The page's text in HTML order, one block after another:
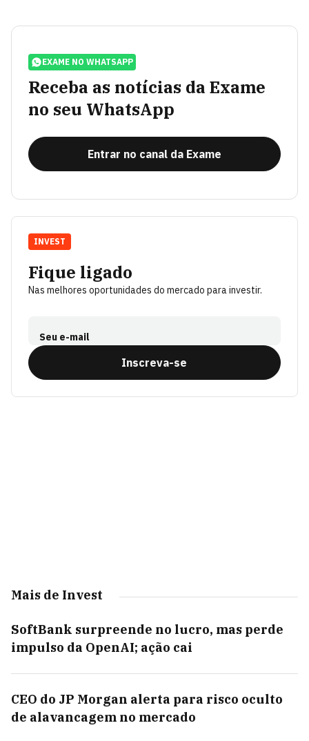
EXAME NO WHATSAPP
Receba as notícias da Exame
no seu WhatsApp
Entrar no canal da Exame
Fique ligado
Nas melhores oportunidades do mercado para investir.
Seu e-mail
Inscreva-se
INVEST
Mais de Invest
SoftBank surpreende no lucro, mas perde
impulso da OpenAI; ação cai
CEO do JP Morgan alerta para risco oculto
de alavancagem no mercado